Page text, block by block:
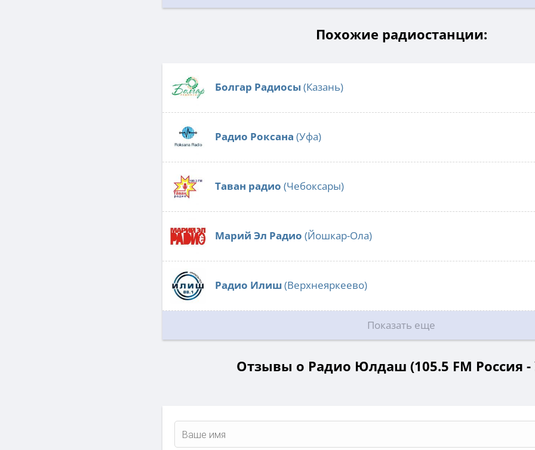
Похожие радиостанции:
Болгар Радиосы(Казань)
Радио Роксана (Уфа)
Таван радио (Чебоксары)
Марий Эл Радио (Йошкар-Ола)
Радио Илиш(Верхнеяркеево)
Показать еще
Отзывы о Радио Юлдаш (105.5 FM Россия